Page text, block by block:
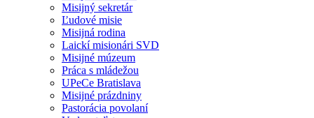
Misijný sekretár
Ľudové misie
Misijná rodina
Laickí misionári SVD
Misijné múzeum
Práca s mládežou
UPeCe Bratislava
Misijné prázdniny
Pastorácia povolaní